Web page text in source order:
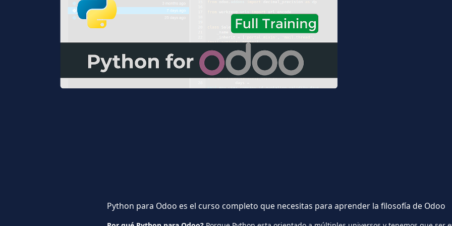
Python para Odoo es el curso completo que necesitas para aprender la filosofía de Odoo